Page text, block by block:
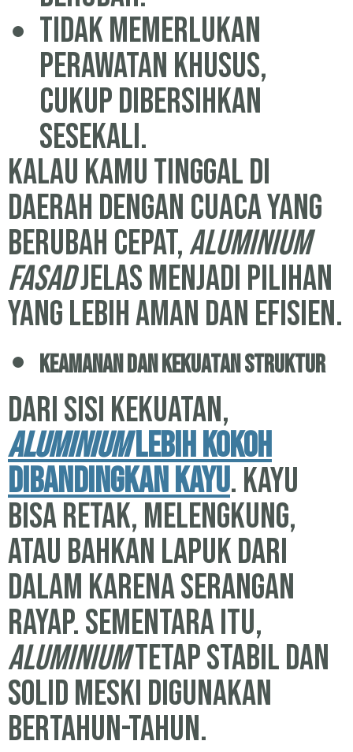
Tidak memerlukan
perawatan khusus,
cukup dibersihkan
sesekali.
Kalau kamu tinggal di
daerah dengan cuaca yang
berubah cepat,aluminium
fasadjelas menjadi pilihan
yang lebih aman dan efisien.
Keamanan dan Kekuatan Struktur
Dari sisi kekuatan,
aluminiumlebih kokoh
dibandingkan kayu. Kayu
bisa retak, melengkung,
atau bahkan lapuk dari
dalam karena serangan
rayap. Sementara itu,
aluminiumtetap stabil dan
solid meski digunakan
bertahun-tahun.